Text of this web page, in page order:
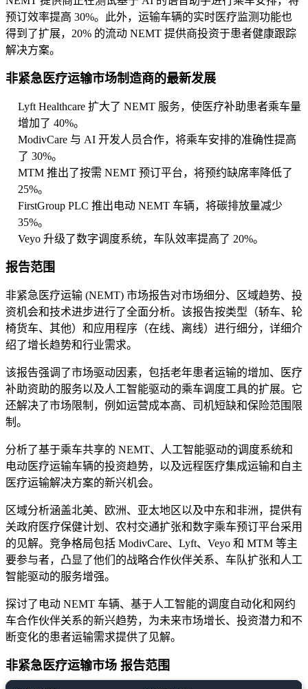
预订效率提高 30%。此外，运输车辆的实时医疗监测功能也
得到了扩展，20% 的流动 NEMT 提供商投资于患者健康跟踪
解决方案。
非紧急医疗运输市场制造商的最新发展
Lyft Healthcare 扩大了 NEMT 服务，使医疗补助患者乘车量
增加了 40%。
ModivCare 与 AI 开发人员合作，将乘车安排的准确性提高
了 30%。
MTM 推出了按需 NEMT 预订平台，将预约缺席率降低了
25%。
FirstGroup PLC 推出电动 NEMT 车辆，将碳排放量减少
35%。
Veyo 升级了数字调度系统，车队效率提高了 20%。
报告范围
非紧急医疗运输 (NEMT) 市场报告对市场细分、区域趋势、投
资机会和技术进步进行了全面分析。该报告按类型（轿车、轮
椅货车、其他）和应用程序（在线、离线）进行细分，详细介
绍了增长趋势和行业需求。
该报告强调了市场驱动因素，包括老年患者运输的增加、医疗
补助资助的服务以及人工智能驱动的乘车调度工具的扩展。它
还解决了市场限制，例如运营成本高、司机短缺和保险范围限
制。
分析了基于乘车共享的 NEMT、人工智能驱动的调度系统和
电动医疗运输车辆的投资趋势，以及远程医疗集成运输和自主
医疗运输解决方案的新兴机会。
区域分析涵盖北美、欧洲、亚太地区以及中东和非洲，提供有
关政府医疗保健计划、农村交通扩张和数字乘车预订平台采用
的见解。竞争格局包括 ModivCare、Lyft、Veyo 和 MTM 等主
要参与者，凸显了他们的战略合作伙伴关系、车队扩张和人工
智能驱动的服务增强。
探讨了电动 NEMT 车辆、基于人工智能的调度自动化和网约
车合作伙伴关系的新兴趋势，为未来市场增长、投资潜力和不
断变化的患者运输需求提供了见解。
非紧急医疗运输市场 报告范围